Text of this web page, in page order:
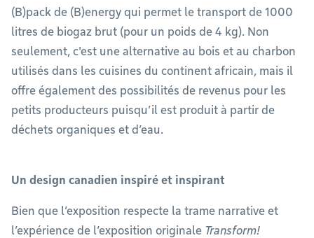
(B)pack de (B)energy qui permet le transport de 1000
litres de biogaz brut (pour un poids de 4 kg). Non
seulement, c'est une alternative au bois et au charbon
utilisés dans les cuisines du continent africain, mais il
offre également des possibilités de revenus pour les
petits producteurs puisqu’il est produit à partir de
déchets organiques et d’eau.
Un design canadien inspiré et inspirant
Bien que l’exposition respecte la trame narrative et
l’expérience de l’exposition originale Transform!